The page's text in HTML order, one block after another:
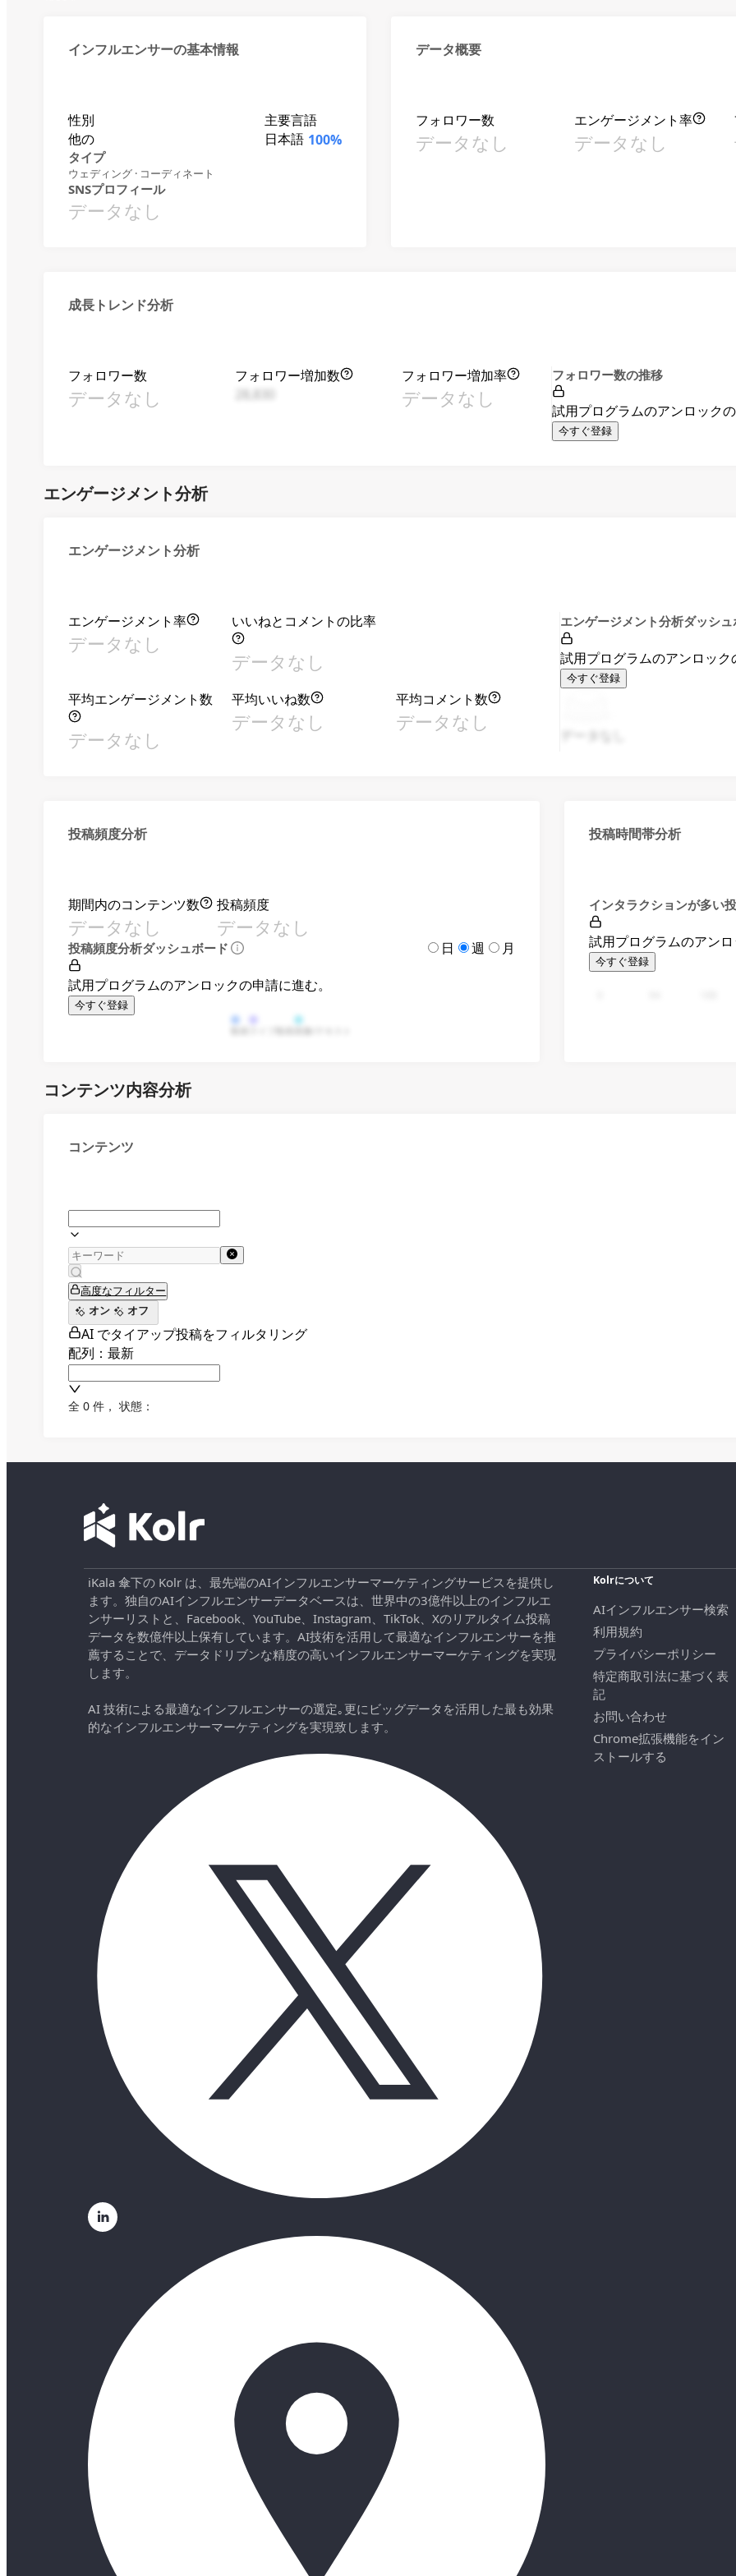
インフルエンサーの基本情報
性別
他の
主要言語
日本語 100%
タイプ
ウェディング · コーディネート
SNSプロフィール
データなし
データ概要
フォロワー数
データなし
エンゲージメント率
データなし
成長トレンド分析
フォロワー数
データなし
フォロワー増加数
フォロワー増加率
データなし
フォロワー数の推移
試用プログラムのアンロックの
今すぐ登録
エンゲージメント分析
エンゲージメント分析
エンゲージメント率
データなし
いいねとコメントの比率
データなし
平均エンゲージメント数
データなし
平均いいね数
データなし
平均コメント数
データなし
エンゲージメント分析ダッシュ
試用プログラムのアンロック
今すぐ登録
投稿頻度分析
期間内のコンテンツ数
データなし
投稿頻度
データなし
投稿頻度分析ダッシュボード 日 週 月
試用プログラムのアンロックの申請に進む。
今すぐ登録
投稿時間帯分析
インタラクションが多い
試用プログラムのアンロ
今すぐ登録
コンテンツ内容分析
コンテンツ
高度なフィルター
オン
オフ
AI でタイアップ投稿をフィルタリング
配列：最新
全 0 件 ， 状態：
iKala 傘下の Kolr は、最先端のAIインフルエンサーマーケティングサービスを提供し
ます。独自のAIインフルエンサーデータベースは、世界中の3億件以上のインフルエ
ンサーリストと、Facebook、YouTube、Instagram、TikTok、Xのリアルタイム投稿
データを数億件以上保有しています。AI技術を活用して最適なインフルエンサーを推
薦することで、データドリブンな精度の高いインフルエンサーマーケティングを実現
します。
AI 技術による最適なインフルエンサーの選定｡更にビッグデータを活用した最も効果
的なインフルエンサーマーケティングを実現致します。
Kolrについて
AIインフルエンサー検索
利用規約
プライバシーポリシー
特定商取引法に基づく表
記
お問い合わせ
Chrome拡張機能をイン
ストールする